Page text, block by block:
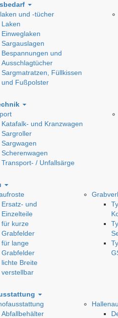
und -tücher
Laken
Einweglaken
Sargauslagen
Bespannungen und
Ausschlagtücher
Sargmatratzen, Füllkissen
und Fußpolster
Katafalk- und Kranzwagen
Sargroller
Sargwagen
Scherenwagen
Transport- / Unfallsärge
Ersatz- und
Einzelteile
für kurze
Grabfelder
für lange
Grabfelder
lichte Breite
verstellbar
Abfallbehälter